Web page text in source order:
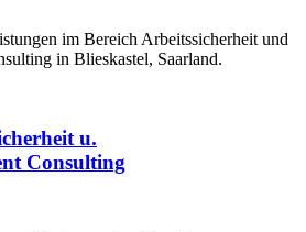
im Bereich Arbeitssicherheit und
in Blieskastel, Saarland.
u.
Consulting